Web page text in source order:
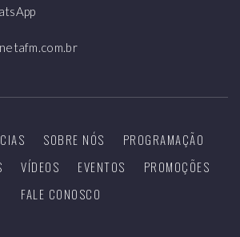
SOBRE NÓS
PROGRAMAÇÃO
VÍDEOS EVENTOS
PROMOÇÕES
FALE CONOSCO